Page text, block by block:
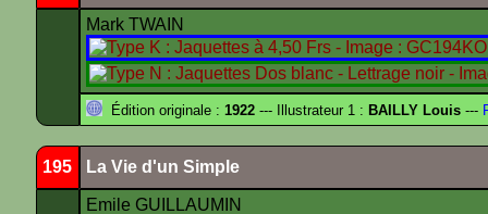
Mark TWAIN
Édition originale : 1922 --- Illustrateur 1 : BAILLY Louis ---
195 La Vie d'un Simple
Emile GUILLAUMIN